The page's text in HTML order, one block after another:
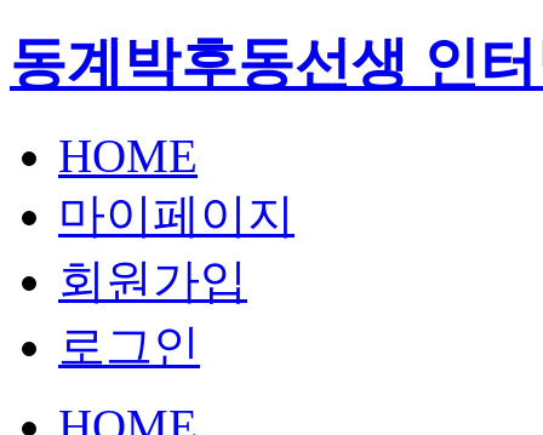
동계박후동선생 인
HOME
마이페이지
회원가입
로그인